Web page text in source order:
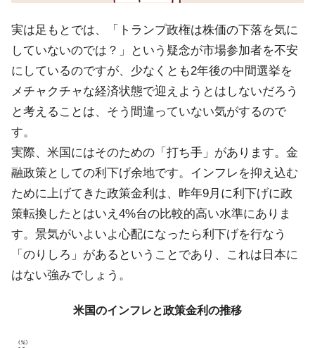
実は足もとでは、「トランプ政権は株価の下落を気に
していないのでは？」という疑念が市場参加者を不安
にしているのですが、少なくとも2年後の中間選挙を
メチャクチャな経済状態で迎えようとはしないだろう
と考えることは、そう間違っていない気がするので
す。
実際、米国にはそのための「打ち手」があります。金
融政策としての利下げ余地です。インフレを抑え込む
ために上げてきた政策金利は、昨年9月に利下げに政
策転換したとはいえ4%台の比較的高い水準にありま
す。景気がいよいよ心配になったら利下げを行なう
「のりしろ」があるということであり、これは日本に
はない強みでしょう。
米国のインフレと政策金利の推移